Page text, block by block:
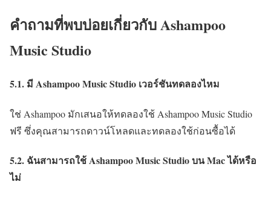
คำถามที่พบบ่อยเกี่ยวกับ Ashampoo
Music Studio
5.1. มี Ashampoo Music Studio เวอร์ชันทดลองไหม
ใช่ Ashampoo มักเสนอให้ทดลองใช้ Ashampoo Music Studio
ฟรี ซึ่งคุณสามารถดาวน์โหลดและทดลองใช้ก่อนซื้อได้
5.2. ฉันสามารถใช้ Ashampoo Music Studio บน Mac ได้หรือ
ไม่